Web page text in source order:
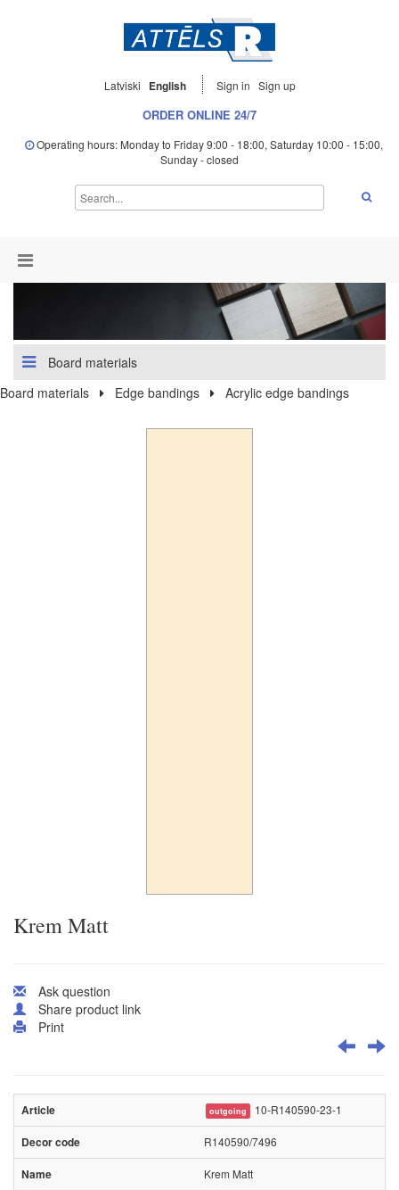
Latviski English Sign in Sign up
ORDER ONLINE 24/7
Operating hours: Monday to Friday 9:00 - 18:00, Saturday 10:00 - 15:00,
Sunday - closed
Board materials
Board materials
Edge bandings Acrylic edge bandings
Krem Matt
Ask question
Share product link
Print
outgoing 10-R140590-23-1
R140590/7496
Krem Matt